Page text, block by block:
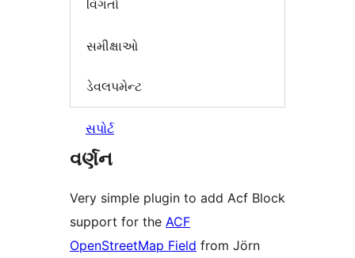
વિગતો
સમીક્ષાઓ
ડેવલપમેન્ટ
સપોર્ટ
વર્ણન
Very simple plugin to add Acf Block
support for the ACF
OpenStreetMap Field from Jörn